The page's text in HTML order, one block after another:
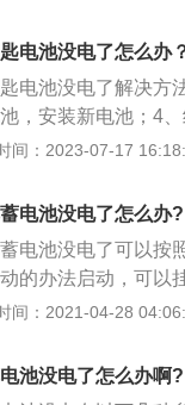
4、起到整车电系
上的电子设备。
电池没电了怎么办
电池没电了解决方
池，安装新电池；4
匙会把机械钥匙部
3、车钥匙进水不
再拿吹风机吹干，否
间：2023-07-17
电池没电了怎么办?
电池没电了可以按
的办法启动，可以
开离合，车辆就可
电，车主应该在车
搞错跨接电缆的连接
间：2021-04-28
池没电了怎么办啊?